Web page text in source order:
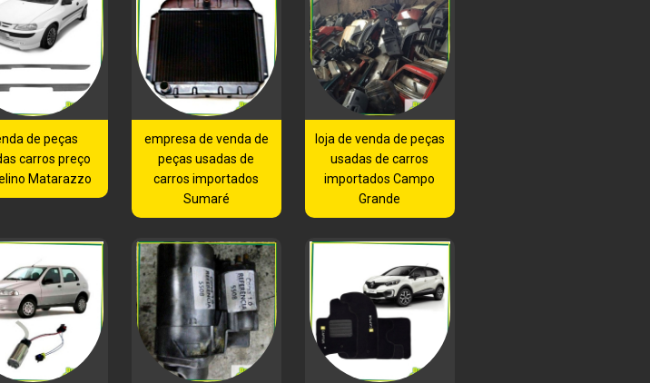
de peças
carros preço
Matarazzo
empresa de venda de
peças usadas de
carros importados
Sumaré
loja de venda de peças
usadas de carros
importados Campo
Grande